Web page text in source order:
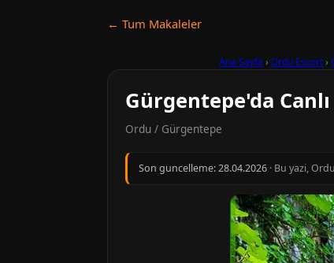
← Tum Makaleler
Ana Sayfa › Ordu Escort›
Gürgentepe'da
Ordu / Gürgentepe
Son guncelleme:28.04.2026 · Bu yazi,